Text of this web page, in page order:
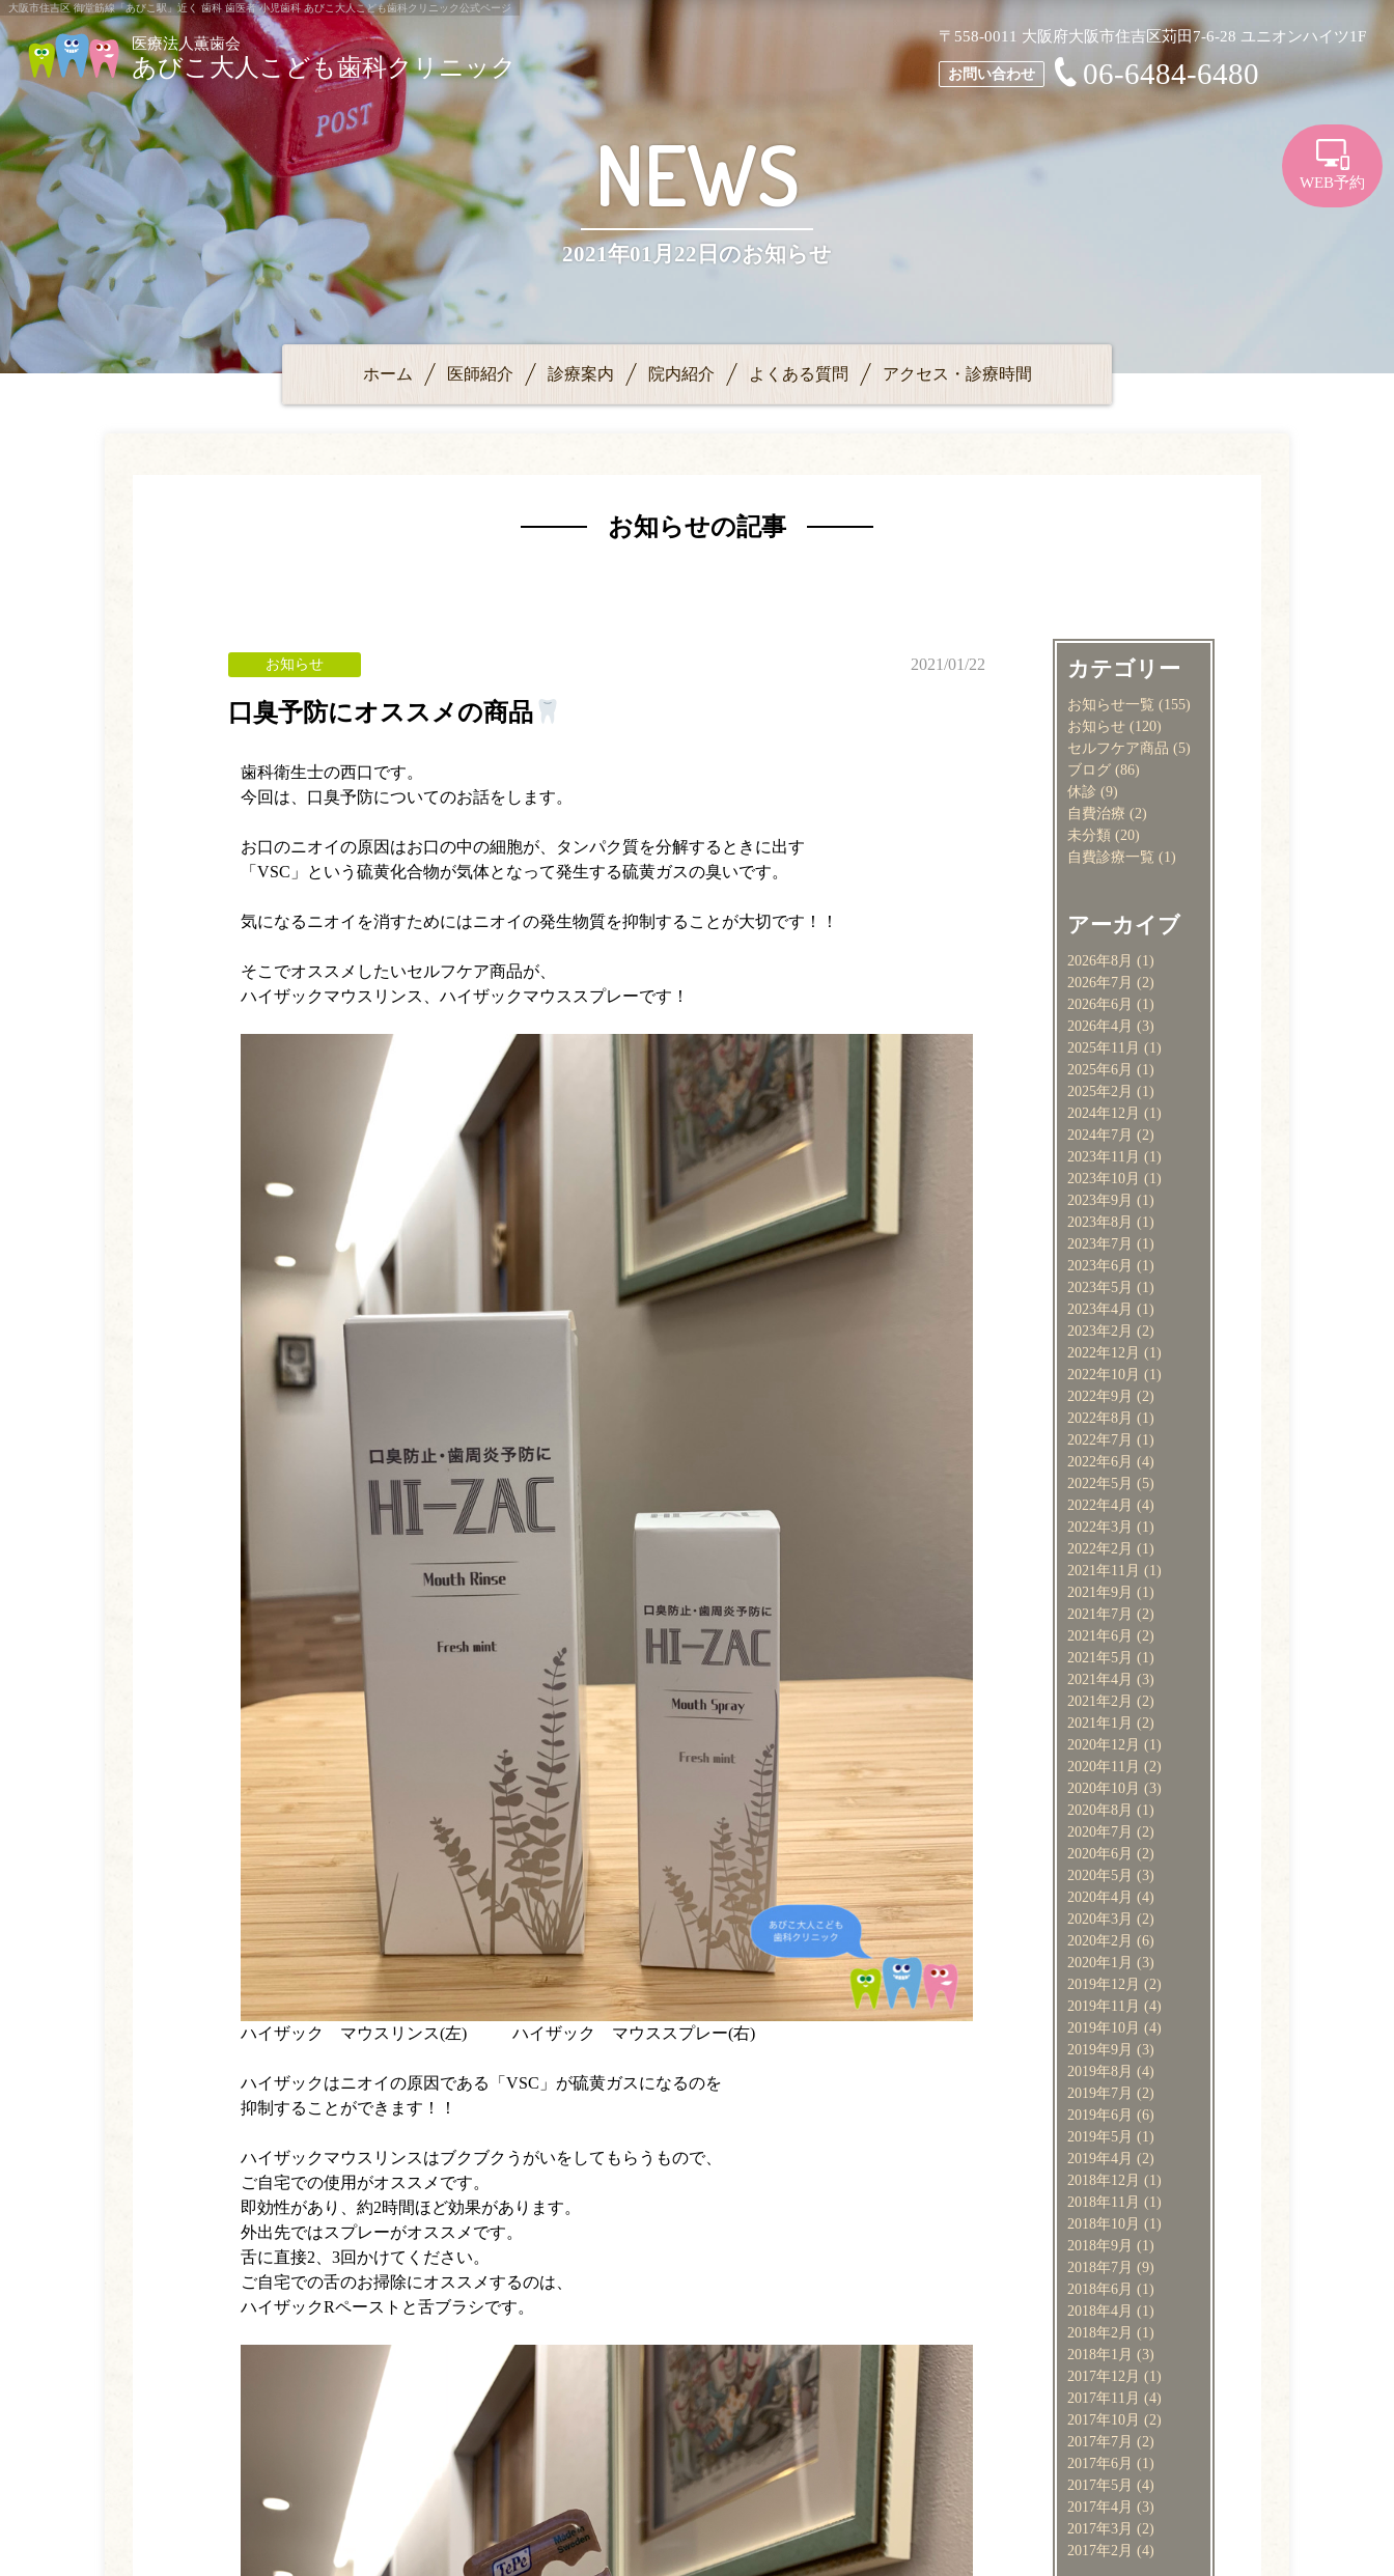
大阪市住吉区 御堂筋線「あびこ駅」近く 歯科 歯医者 小児歯科 あびこ大人こども歯科クリニック公式ページ
医療法人薫歯会
あびこ大人こども歯科クリニック
〒558-0011 大阪府大阪市住吉区苅田7-6-28 ユニオンハイツ1F
お問い合わせ 06-6484-6480
NEWS
2021年01月22日のお知らせ
ホーム 医師紹介 診療案内 院内紹介 よくある質問 アクセス・診療時間
お知らせの記事
口臭予防にオススメの商品
お知らせ 2021/01/22
歯科衛生士の西口です。
今回は、口臭予防についてのお話をします。
お口のニオイの原因はお口の中の細胞が、タンパク質を分解するときに出す
「VSC」という硫黄化合物が気体となって発生する硫黄ガスの臭いです。
気になるニオイを消すためにはニオイの発生物質を抑制することが大切です！！
そこでオススメしたいセルフケア商品が、
ハイザックマウスリンス、ハイザックマウススプレーです！
ハイザック マウスリンス(左) ハイザック マウススプレー(右)
ハイザックはニオイの原因である「VSC」が硫黄ガスになるのを
抑制することができます！！
ハイザックマウスリンスはブクブクうがいをしてもらうもので、
ご自宅での使用がオススメです。
即効性があり、約2時間ほど効果があります。
外出先ではスプレーがオススメです。
舌に直接2、3回かけてください。
ご自宅での舌のお掃除にオススメするのは、
ハイザックRペーストと舌ブラシです。
カテゴリー
お知らせ一覧 (155)
お知らせ(120)
セルフケア商品 (5)
ブログ(86)
休診 (9)
自費治療 (2)
未分類 (20)
自費診療一覧 (1)
アーカイブ
2026年8月 (1)
2026年7月 (2)
2026年6月 (1)
2026年4月 (3)
2025年11月 (1)
2025年6月 (1)
2025年2月 (1)
2024年12月 (1)
2024年7月 (2)
2023年11月 (1)
2023年10月 (1)
2023年9月 (1)
2023年8月 (1)
2023年7月 (1)
2023年6月 (1)
2023年5月 (1)
2023年4月 (1)
2023年2月 (2)
2022年12月 (1)
2022年10月 (1)
2022年9月 (2)
2022年8月 (1)
2022年7月 (1)
2022年6月 (4)
2022年5月 (5)
2022年4月 (4)
2022年3月 (1)
2022年2月 (1)
2021年11月 (1)
2021年9月 (1)
2021年7月 (2)
2021年6月 (2)
2021年5月 (1)
2021年4月 (3)
2021年2月 (2)
2021年1月 (2)
2020年12月 (1)
2020年11月 (2)
2020年10月 (3)
2020年8月 (1)
2020年7月 (2)
2020年6月 (2)
2020年5月 (3)
2020年4月 (4)
2020年3月 (2)
2020年2月 (6)
2020年1月 (3)
2019年12月 (2)
2019年11月 (4)
2019年10月 (4)
2019年9月 (3)
2019年8月 (4)
2019年7月 (2)
2019年6月 (6)
2019年5月 (1)
2019年4月 (2)
2018年12月 (1)
2018年11月 (1)
2018年10月 (1)
2018年9月 (1)
2018年7月 (9)
2018年6月 (1)
2018年4月 (1)
2018年2月 (1)
2018年1月 (3)
2017年12月 (1)
2017年11月 (4)
2017年10月 (2)
2017年7月 (2)
2017年6月 (1)
2017年5月 (4)
2017年4月 (3)
2017年3月 (2)
2017年2月 (4)
WEB予約